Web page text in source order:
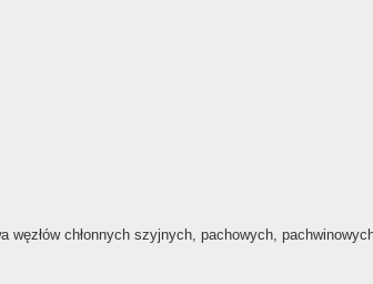
węzłów chłonnych szyjnych, pachowych,